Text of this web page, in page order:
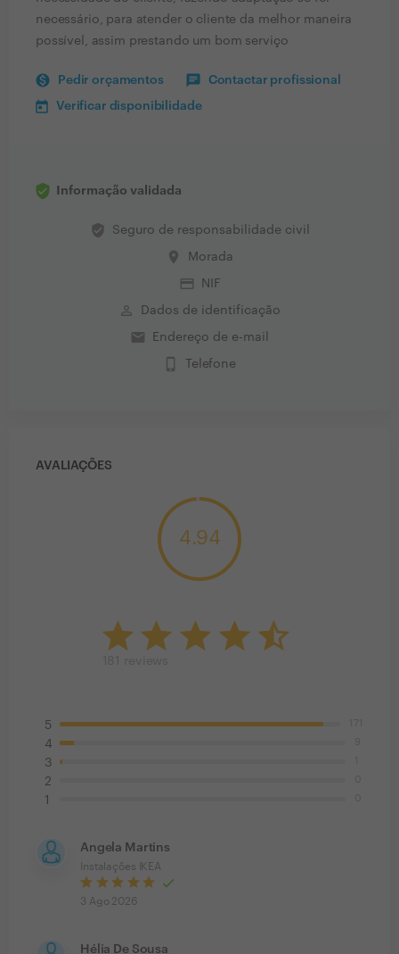
necessário, para atender o cliente da melhor maneira
possível, assim prestando um bom serviço
Pedir orçamentos Contactar profissional
Verificar disponibilidade
Informação validada
verified_user Seguro de responsabilidade civil
place Morada
credit_card NIF
perm_identity Dados de identificação
email Endereço de e-mail
phone_iphone Telefone
AVALIAÇÕES
4.94
5
4
3
2
1
Angela Martins
Instalações IKEA
3 Ago 2026
Hélia De Sousa